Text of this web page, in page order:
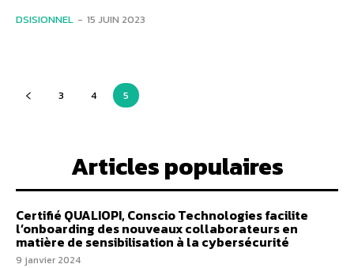
DSISIONNEL - 15 JUIN 2023
3 4 5
Articles populaires
Certifié QUALIOPI, Conscio Technologies facilite
l’onboarding des nouveaux collaborateurs en
matière de sensibilisation à la cybersécurité
9 janvier 2024